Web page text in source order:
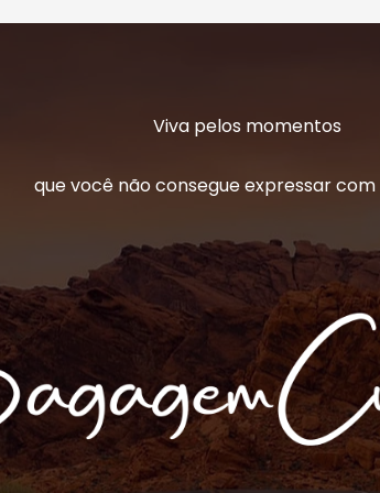
Viva pelos momentos
que você não consegue expressar com